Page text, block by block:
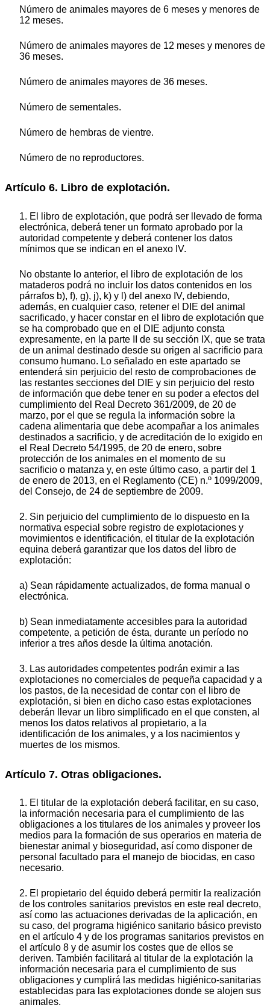
Número de animales mayores de 6 meses y menores de
12 meses.
Número de animales mayores de 12 meses y menores de
36 meses.
Número de animales mayores de 36 meses.
Número de sementales.
Número de hembras de vientre.
Número de no reproductores.
Artículo 6. Libro de explotación.
1. El libro de explotación, que podrá ser llevado de forma
electrónica, deberá tener un formato aprobado por la
autoridad competente y deberá contener los datos
mínimos que se indican en el anexo IV.
No obstante lo anterior, el libro de explotación de los
mataderos podrá no incluir los datos contenidos en los
párrafos b), f), g), j), k) y l) del anexo IV, debiendo,
además, en cualquier caso, retener el DIE del animal
sacrificado, y hacer constar en el libro de explotación que
se ha comprobado que en el DIE adjunto consta
expresamente, en la parte II de su sección IX, que se trata
de un animal destinado desde su origen al sacrificio para
consumo humano. Lo señalado en este apartado se
entenderá sin perjuicio del resto de comprobaciones de
las restantes secciones del DIE y sin perjuicio del resto
de información que debe tener en su poder a efectos del
cumplimiento del Real Decreto 361/2009, de 20 de
marzo, por el que se regula la información sobre la
cadena alimentaria que debe acompañar a los animales
destinados a sacrificio, y de acreditación de lo exigido en
el Real Decreto 54/1995, de 20 de enero, sobre
protección de los animales en el momento de su
sacrificio o matanza y, en este último caso, a partir del 1
de enero de 2013, en el Reglamento (CE) n.º 1099/2009,
del Consejo, de 24 de septiembre de 2009.
2. Sin perjuicio del cumplimiento de lo dispuesto en la
normativa especial sobre registro de explotaciones y
movimientos e identificación, el titular de la explotación
equina deberá garantizar que los datos del libro de
explotación:
a) Sean rápidamente actualizados, de forma manual o
electrónica.
b) Sean inmediatamente accesibles para la autoridad
competente, a petición de ésta, durante un período no
inferior a tres años desde la última anotación.
3. Las autoridades competentes podrán eximir a las
explotaciones no comerciales de pequeña capacidad y a
los pastos, de la necesidad de contar con el libro de
explotación, si bien en dicho caso estas explotaciones
deberán llevar un libro simplificado en el que consten, al
menos los datos relativos al propietario, a la
identificación de los animales, y a los nacimientos y
muertes de los mismos.
Artículo 7. Otras obligaciones.
1. El titular de la explotación deberá facilitar, en su caso,
la información necesaria para el cumplimiento de las
obligaciones a los titulares de los animales y proveer los
medios para la formación de sus operarios en materia de
bienestar animal y bioseguridad, así como disponer de
personal facultado para el manejo de biocidas, en caso
necesario.
2. El propietario del équido deberá permitir la realización
de los controles sanitarios previstos en este real decreto,
así como las actuaciones derivadas de la aplicación, en
su caso, del programa higiénico sanitario básico previsto
en el artículo 4 y de los programas sanitarios previstos en
el artículo 8 y de asumir los costes que de ellos se
deriven. También facilitará al titular de la explotación la
información necesaria para el cumplimiento de sus
obligaciones y cumplirá las medidas higiénico-sanitarias
establecidas para las explotaciones donde se alojen sus
animales.